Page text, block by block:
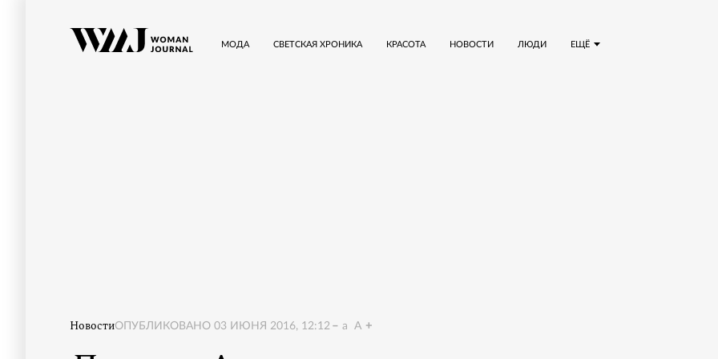
ЕЩЁ
МОДА СВЕТСКАЯ ХРОНИКА КРАСОТА НОВОСТИ ЛЮДИ
НовостиОПУБЛИКОВАНО 03 ИЮНЯ 2016, 12:12 a A